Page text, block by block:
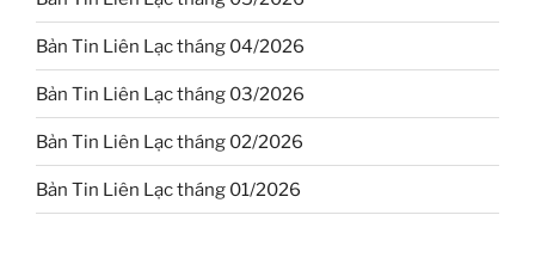
Bản Tin Liên Lạc tháng 04/2026
Bản Tin Liên Lạc tháng 03/2026
Bản Tin Liên Lạc tháng 02/2026
Bản Tin Liên Lạc tháng 01/2026